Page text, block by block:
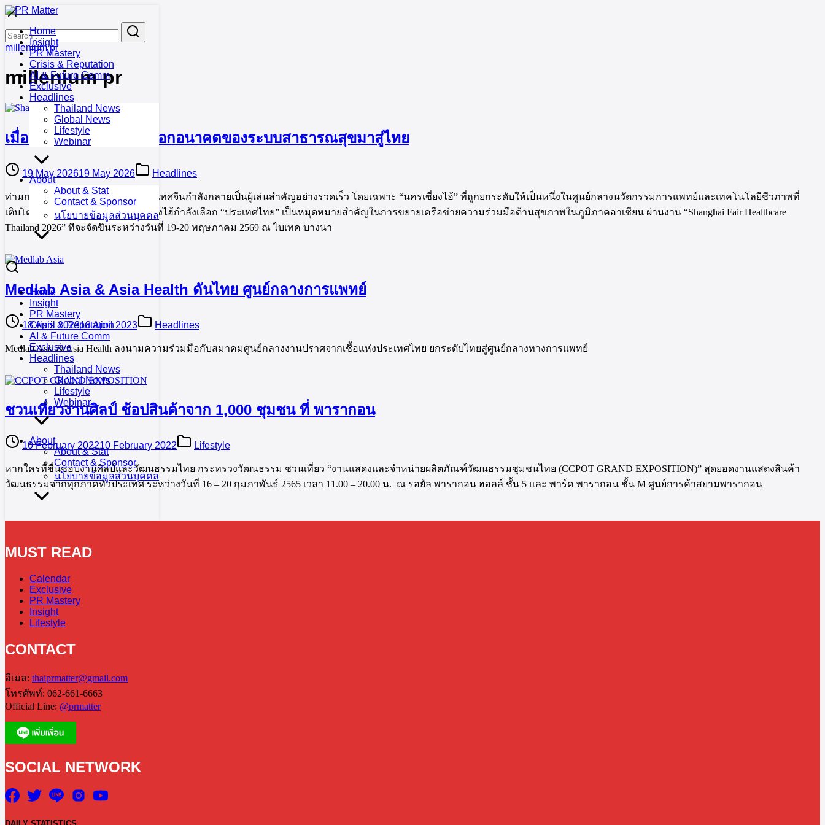
Skip
contentHome
Insight
PR Mastery
Crisis & Reputation
AI & Future Comm
Exclusive
Headlines
Thailand News
Global News
Lifestyle
Webinar
About
About & Stat
Contact & Sponsor
นโยบายข้อมูลส่วนบุคคล
Home
Insight
PR Mastery
Crisis & Reputation
AI & Future Comm
Exclusive
Headlines
Thailand News
Global News
Lifestyle
Webinar
About
About & Stat
Contact & Sponsor
นโยบายข้อมูลส่วนบุคคล
Search
for:
millenium pr
millenium pr
เมื่อ “เซี่ยงไฮ้” กำลังส่งออกอนาคตของระบบสาธารณสุขมาสู่ไทย
19 May 202619 May 2026 Headlines
ท่ามกลางการแข่งขันครั้งใหม่นี้ ประเทศจีนกำลังกลายเป็นผู้เล่นสำคัญอย่างรวดเร็ว โดยเฉพาะ “นครเซี่ยงไฮ้” ที่ถูกยกระดับให้เป็นหนึ่งในศูนย์กลางนวัตกรรมการแพทย์และเทคโนโลยีชีวภาพที่
เติบโตเร็วที่สุดของโลก และวันนี้ เซี่ยงไฮ้กำลังเลือก “ประเทศไทย” เป็นหมุดหมายสำคัญในการขยายเครือข่ายความร่วมมือด้านสุขภาพในภูมิภาคอาเซียน ผ่านงาน “Shanghai Fair Healthcare
Thailand 2026” ที่จะจัดขึ้นระหว่างวันที่ 19-20 พฤษภาคม 2569 ณ ไบเทค บางนา
Medlab Asia & Asia Health ดันไทย ศูนย์กลางการแพทย์
18 April 202318 April 2023 Headlines
Medlab Asia & Asia Health ลงนามความร่วมมือกับสมาคมศูนย์กลางงานปราศจากเชื้อแห่งประเทศไทย ยกระดับไทยสู่ศูนย์กลางทางการแพทย์
ชวนเที่ยวงานศิลป์ ช้อปสินค้าจาก 1,000 ชุมชน ที่ พารากอน
10 February 202210 February 2022 Lifestyle
หากใครที่ชื่นชอบงานศิลป์และวัฒนธรรมไทย กระทรวงวัฒนธรรม ชวนเที่ยว “งานแสดงและจำหน่ายผลิตภัณฑ์วัฒนธรรมชุมชนไทย (CCPOT GRAND EXPOSITION)” สุดยอดงานแสดงสินค้า
วัฒนธรรมจากทุกภาคทั่วประเทศ ระหว่างวันที่ 16 – 20 กุมภาพันธ์ 2565 เวลา 11.00 – 20.00 น. ณ รอยัล พารากอน ฮอลล์ ชั้น 5 และ พาร์ค พารากอน ชั้น M ศูนย์การค้าสยามพารากอน
MUST READ
Calendar
Exclusive
PR Mastery
Insight
Lifestyle
CONTACT
อีเมล: thaiprmatter@gmail.com
โทรศัพท์: 062-661-6663
Official Line: @prmatter
SOCIAL NETWORK